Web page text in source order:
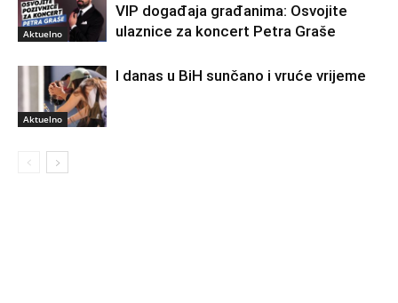
Aktuelno
VIP događaja građanima: Osvojite
ulaznice za koncert Petra Graše
Aktuelno
I danas u BiH sunčano i vruće vrijeme